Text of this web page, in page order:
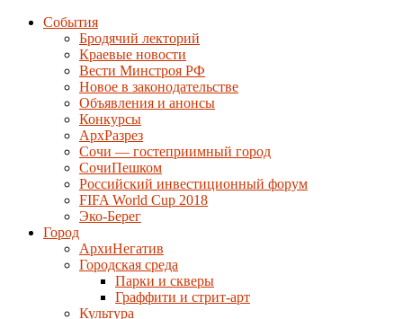
События
Бродячий лекторий
Краевые новости
Вести Минстроя РФ
Новое в законодательстве
Объявления и анонсы
Конкурсы
АрхРазрез
Сочи — гостеприимный город
СочиПешком
Российский инвестиционный форум
FIFA World Cup 2018
Эко-Берег
Город
АрхиНегатив
Городская среда
Парки и скверы
Граффити и стрит-арт
Культура